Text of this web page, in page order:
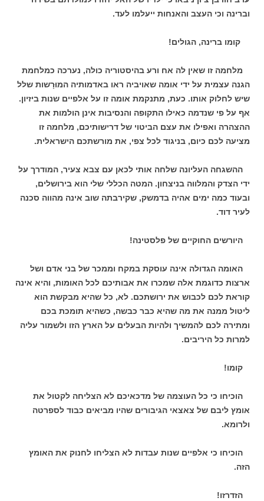
וברינה וכי העצב והאנחות ייעלמו לעד.
קומו ברינה, הגולים!
מלחמה זו שאין לה אח ורע בהיסטוריה כולה, נערכה כמלחמת
הגנה עצמית על ידי אומה שאויביה ראו באדמותיה המוּרָשות שלל
שיש לחלוק אותו. כעת, מתנקמת אומה זו על אלפיים שנות ביזיון.
אף על פי שנדמה כאילו התקופה והנסיבות אינן הולמות את
ההצהרה ואפילו את עצם הביטוי של דרישותיכם, מלחמה זו
מציעה לכם כיום, בניגוד לכל צפי, את מורשתכם הישראלית.
ההשגחה העליונה שלחה אותי לכאן עם צבא צעיר, המודרך על
ידי הצדק והמלווה בניצחון. המטה הכללי שלי הוא בירושלים,
ובעוד כמה ימים אהיה בדמשק, שקירבתה שוב אינה מהווה סכנה
לעיר דוד.
היורשים החוקיים של פלסטינה!
האומה הגדולה אינה עוסקת במקח וממכר של בני אדם ושל
ארצות כדוגמת אלה שמכרו את אבותיכם לכל האומות, והיא אינה
קוראת לכם לכבוש את ירושתכם. לא, כל שהיא מבקשת הוא
ליטול ממנה את מה שהיא כבר כבשה, כשהיא תומכת בכם
ומתירה לכם להמשיך ולהיות הבעלים על הארץ הזו ולשמור עליה
למרות כל היריבים.
קומו!
הוכיחו כי כל העוצמה של מדכאיכם לא הצליחה לקטול את
אומץ ליבם של צאצאי הגיבורים שהיו מביאים כבוד לספרטה
ולרומא.
הוכיחו כי אלפיים שנות עבדות לא הצליחו לחנוק את האומץ
הזה.
הזדרזו!